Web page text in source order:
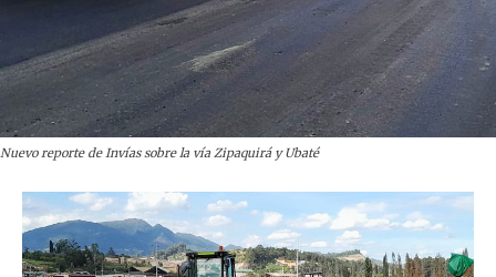
Nuevo reporte de Invías sobre la vía Zipaquirá y Ubaté